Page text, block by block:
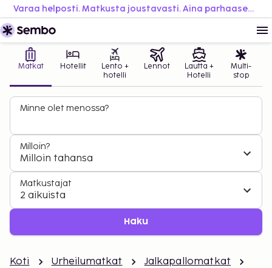
Varaa helposti. Matkusta joustavasti. Aina parhaaseen hintaan.
Matkat Hotellit
Lento +
hotelli
Lennot
Lautta +
Hotelli
Multi-
stop
Minne olet menossa?
Milloin?
Milloin tahansa
Matkustajat
2 aikuista
Haku
Koti Urheilumatkat
Jalkapallomatkat